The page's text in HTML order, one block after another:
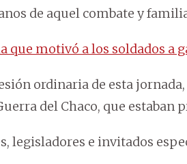
de aquel combate y
que motivó a los soldados a
ordinaria de esta
del Chaco, que estaban
legisladores e invitados